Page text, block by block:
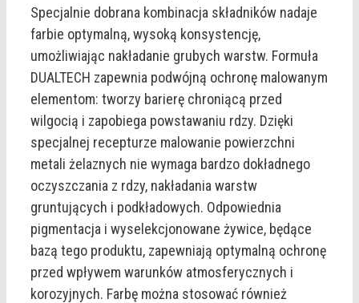
Specjalnie dobrana kombinacja składników nadaje
farbie optymalną, wysoką konsystencję,
umożliwiając nakładanie grubych warstw. Formuła
DUALTECH zapewnia podwójną ochronę malowanym
elementom: tworzy barierę chroniącą przed
wilgocią i zapobiega powstawaniu rdzy. Dzięki
specjalnej recepturze malowanie powierzchni
metali żelaznych nie wymaga bardzo dokładnego
oczyszczania z rdzy, nakładania warstw
gruntujących i podkładowych. Odpowiednia
pigmentacja i wyselekcjonowane żywice, będące
bazą tego produktu, zapewniają optymalną ochronę
przed wpływem warunków atmosferycznych i
korozyjnych. Farbę można stosować również